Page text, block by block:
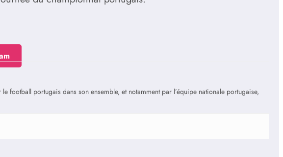
football portugais dans son ensemble, et notamment par l’équipe nationale portugaise,